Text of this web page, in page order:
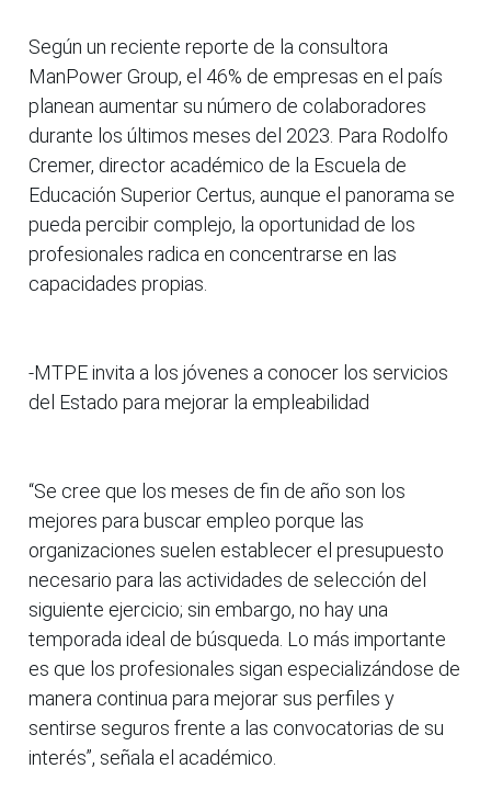
Según un reciente reporte de la consultora
ManPower Group, el 46% de empresas en el país
planean aumentar su número de colaboradores
durante los últimos meses del 2023. Para Rodolfo
Cremer, director académico de la Escuela de
Educación Superior Certus, aunque el panorama se
pueda percibir complejo, la oportunidad de los
profesionales radica en concentrarse en las
capacidades propias.
-MTPE invita a los jóvenes a conocer los servicios
del Estado para mejorar la empleabilidad
“Se cree que los meses de fin de año son los
mejores para buscar empleo porque las
organizaciones suelen establecer el presupuesto
necesario para las actividades de selección del
siguiente ejercicio; sin embargo, no hay una
temporada ideal de búsqueda. Lo más importante
es que los profesionales sigan especializándose de
manera continua para mejorar sus perfiles y
sentirse seguros frente a las convocatorias de su
interés”, señala el académico.